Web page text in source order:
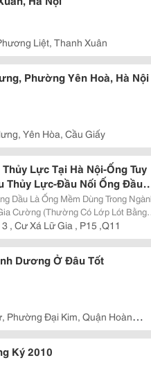
Liệt, Thanh Xuân
Phường Yên Hoà, Hà Nội
Yên Hòa, Cầu Giấy
Lực Tại Hà Nội-Ống Tuy
Thủy Lực-Đầu Nối Ống Đầu
Nối Thủy Lực- Cút Nối
Lực-Dây Thủy Lực-
Cường (Thường Có Lớp Lót Bằng
Vận Chuyển Nhiên Liệu Và Dầu Một
, Cư Xá Lữ Gia , P15 ,Q11
Dương Ở Đâu Tốt
Phường Đại Kim, Quận Hoàng
Ký 2010